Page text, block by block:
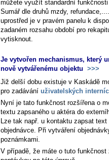
můžete využít standardní
Sumář dle druhů mzdy, refundace,....
uprostřed je v pravém panelu k
zadaném rozsahu období pro
vytisknout.
Je vytvořen mechanismus, který
nově vytvářenému objektu >>>
Již delší dobu existuje v Kaskádě
pro zadávání uživatelských
Nyní je tato funkčnost rozšířena o
textu zapsaného u aktéra do
Lze tak např. u kontaktu zapsat
objednávce. Při vytváření
poznámkami.
V případě, že máte o tuto